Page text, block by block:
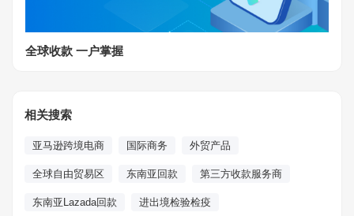
全球收款 一户掌握
相关搜索
亚马逊跨境电商 国际商务 外贸产品
全球自由贸易区 东南亚回款 第三方收款服务商
东南亚Lazada回款 进出境检验检疫